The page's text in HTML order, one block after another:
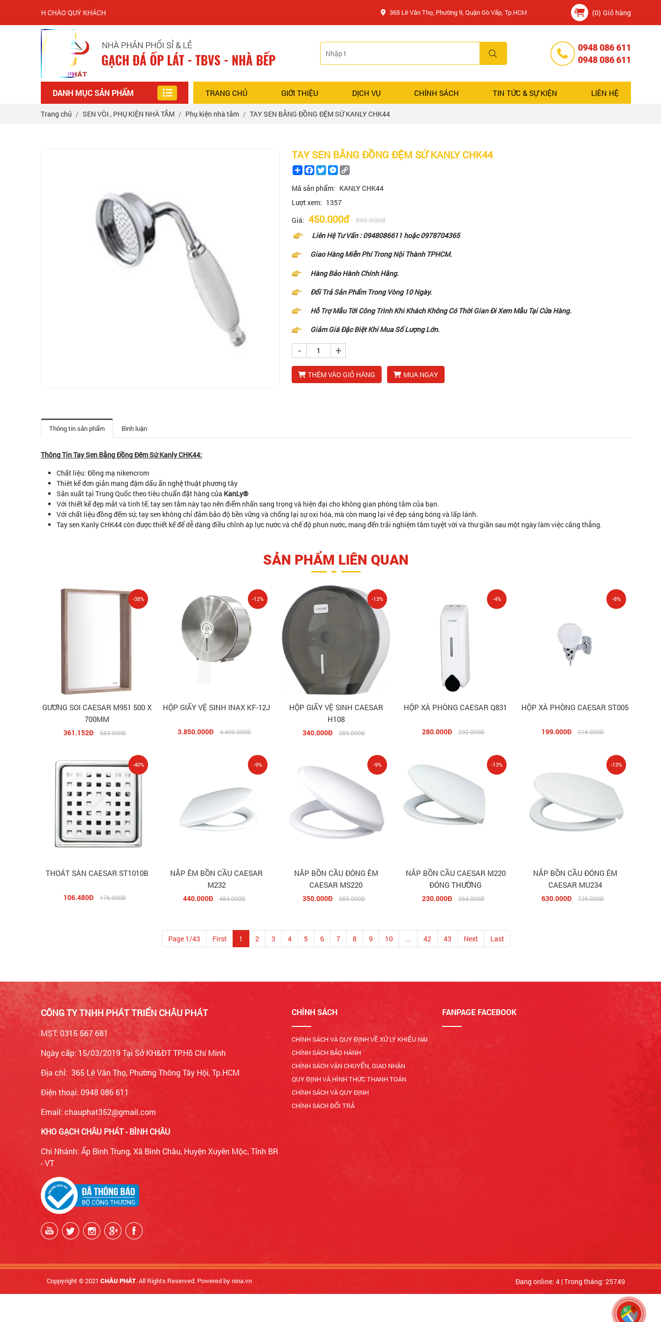
CHÀO QUÝ KHÁCH 365 Lê Văn Thọ, Phường 9, Quận Gò Vấp, Tp.HCM (0) Giỏ hàng
0948 086 611
0948 086 611
DANH MỤC SẢN PHẨM TRANG CHỦ GIỚI THIỆU DỊCH VỤ CHÍNH SÁCH TIN TỨC & SỰ KIỆN LIÊN HỆ
Trang chủ SEN VÒI , PHỤ KIỆN NHÀ TẮM Phụ kiện nhà tắm TAY SEN BẰNG ĐỒNG ĐỆM SỨ KANLY CHK44
TAY SEN BẰNG ĐỒNG ĐỆM SỨ KANLY CHK44
ShareFacebook
TwitterMessenger
Mã sản phẩm: KANLY CHK44
Lượt xem: 1357
Giá: 450.000đ
590.000đ
Liên Hệ Tư Vấn :0948086611 hoặc0978704365
Giao Hàng Miễn Phí Trong Nội Thành TPHCM.
Hàng Bảo Hành Chính Hãng.
Đổi Trả Sản Phẩm Trong Vòng 10 Ngày.
Hỗ Trợ Mẫu Tới Công Trình Khi Khách Không Có Thời Gian Đi Xem Mẫu Tại Cửa Hàng.
Giảm Giá Đặc Biệt Khi Mua Số Lượng Lớn.
- +
THÊM VÀO GIỎ HÀNG MUA NGAY
Thông tin sản phẩm Bình luận
Thông Tin Tay Sen Bằng Đồng Đệm Sứ Kanly CHK44:
Chất liệu: Đồng mạ nikencrom
Thiêt kế đơn giản mang đậm dấu ấn nghệ thuật phương tây
Sản xuất tại Trung Quốc theo tiêu chuẩn đặt hàng của KanLy®
Với thiết kế đẹp mắt và tinh tế, tay sen tắm này tạo nên điểm nhấn sang trọng và hiện đại cho không gian phòng tắm của bạn.
Với chất liệu đồng đếm sứ, tay sen không chỉ đảm bảo độ bền vững và chống lại sự oxi hóa, mà còn mang lại vẻ đẹp sáng bóng và lấp lánh.
Tay sen Kanly CHK44 còn được thiết kế để dễ dàng điều chỉnh áp lực nước và chế độ phun nước, mang đến trải nghiệm tắm tuyệt vời và thư giãn sau một ngày làm việc căng thẳng.
SẢN PHẨM LIÊN QUAN
GƯƠNG SOI CAESAR M951 500 X
700MM
361.152Đ 583.000Đ
-38%
HỘP GIẤY VỆ SINH INAX KF-12J
3.850.000Đ 4.400.000Đ
-12%
HỘP GIẤY VỆ SINH CAESAR
H108
340.000Đ 389.000Đ
-13%
HỘP XÀ PHÒNG CAESAR Q831
280.000Đ 292.000Đ
-4%
HỘP XÀ PHÒNG CAESAR ST005
199.000Đ 216.000Đ
-8%
THOÁT SÀN CAESAR ST1010B
106.480Đ 176.000Đ
-40%
NẮP ÊM BỒN CẦU CAESAR
M232
440.000Đ 484.000Đ
-9%
NĂP BỒN CẦU ĐÓNG ÊM
CAESAR MS220
350.000Đ 385.000Đ
-9%
NẮP BỒN CẦU CAESAR M220
ĐÓNG THƯỜNG
230.000Đ 264.000Đ
-13%
NẮP BỒN CẦU ĐÓNG ÊM
CAESAR MU234
630.000Đ 726.000Đ
-13%
Page 1/43 First 1 2 3 4 5 6 7 8 9 10 ... 42 43 Next Last
CÔNG TY TNHH PHÁT TRIỂN CHÂU PHÁT
MST: 0315 567 681
Ngày cấp: 15/03/2019 Tại Sở KH&ĐT TP.Hồ Chí Minh
Địa chỉ: 365 Lê Văn Thọ, Phường Thông Tây Hội, Tp.HCM
Điện thoại: 0948 086 611
Email: chauphat352@gmail.com
KHO GẠCH CHÂU PHÁT - BÌNH CHÂU
Chi Nhánh: Ấp Bình Trung, Xã Bình Châu, Huyện Xuyên Mộc, Tỉnh BR
- VT
CHÍNH SÁCH
CHÍNH SÁCH VÀ QUY ĐỊNH VỀ XỬ LÝ KHIẾU NẠI
CHÍNH SÁCH BẢO HÀNH
CHÍNH SÁCH VẬN CHUYỂN, GIAO NHẬN
QUY ĐỊNH VÀ HÌNH THỨC THANH TOÁN
CHÍNH SÁCH VÀ QUY ĐỊNH
CHÍNH SÁCH ĐỔI TRẢ
FANPAGE FACEBOOK
Coppyright © 2021 CHÂU PHÁT. All Rights Reserved. Powered by nina.vn Đang online: 4 |Trong tháng: 25749